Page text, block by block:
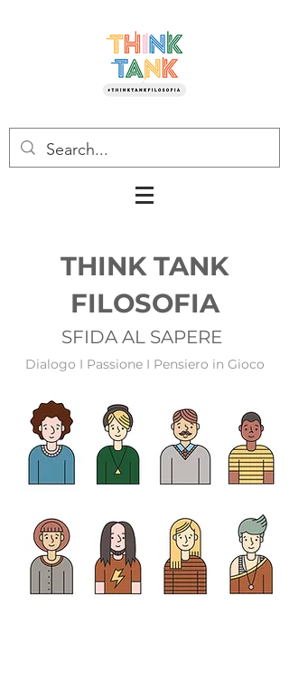
THINK TANK
FILOSOFIA
SFIDA AL SAPERE
Dialogo I Passione I Pensiero in Gioco